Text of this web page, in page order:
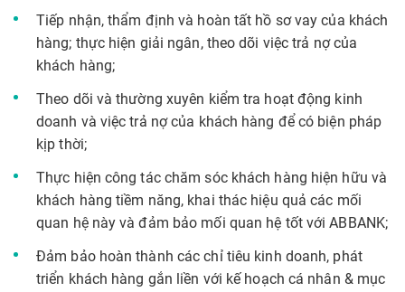
Tiếp nhận, thẩm định và hoàn tất hồ sơ vay của khách
hàng; thực hiện giải ngân, theo dõi việc trả nợ của
khách hàng;
Theo dõi và thường xuyên kiểm tra hoạt động kinh
doanh và việc trả nợ của khách hàng để có biện pháp
kịp thời;
Thực hiện công tác chăm sóc khách hàng hiện hữu và
khách hàng tiềm năng, khai thác hiệu quả các mối
quan hệ này và đảm bảo mối quan hệ tốt với ABBANK;
Đảm bảo hoàn thành các chỉ tiêu kinh doanh, phát
triển khách hàng gắn liền với kế hoạch cá nhân & mục